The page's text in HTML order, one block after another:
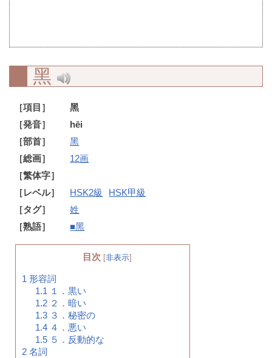
黑
［項目］
黑
［発音］
hēi
［部首］
黑
［総画］
12画
［繁体字］
［レベル］
HSK2級
HSK甲級
［タグ］
姓
［熟語］
■黑
目次 [非表示]
1 形容詞
1.1 １．黒い
1.2２．暗い
1.3３．秘密の
1.4４．悪い
1.5５．反動的な
2 名詞